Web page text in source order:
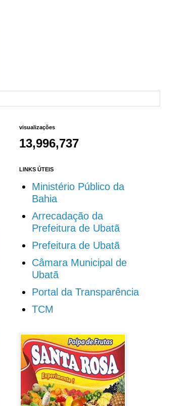
visualizações
13,996,737
LINKS ÚTEIS
Ministério Público da
Bahia
Arrecadação da
Prefeitura de Ubatã
Prefeitura de Ubatã
Câmara Municipal de
Ubatã
Portal da Transparência
TCM